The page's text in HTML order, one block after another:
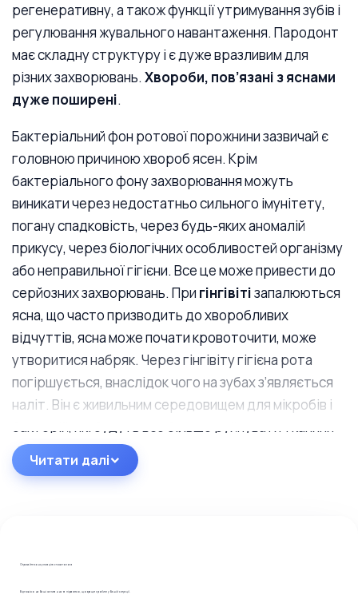
регенеративну, а також функції утримування зубів і
регулювання жувального навантаження. Пародонт
має складну структуру і є дуже вразливим для
різних захворювань. Хвороби, пов’язані з яснами
дуже поширені.
Бактеріальний фон ротової порожнини зазвичай є
головною причиною хвороб ясен. Крім
бактеріального фону захворювання можуть
виникати через недостатньо сильного імунітету,
погану спадковість, через будь-яких аномалій
прикусу, через біологічних особливостей організму
або неправильної гігієни. Все це може привести до
серйозних захворювань. При гінгівітізапалюються
ясна, що часто призводить до хворобливих
відчуттів, ясна може почати кровоточити, може
утворитися набряк. Через гінгівіту гігієна рота
погіршується, внаслідок чого на зубах з’являється
наліт. Він є живильним середовищем для мікробів і
бактерій, які будуть все більше руйнувати тканини
ясен. При пародонтиті відбуватися руйнування
зв’язок, які здійснюють утримання зубів, так само
перетвориться на камінь і буде нести загрозу
Читати далі›
Отримайте консультацію стоматолога
Відповімо на Ваші запитання та підкажемо, що краще зробити у Вашій ситуації.